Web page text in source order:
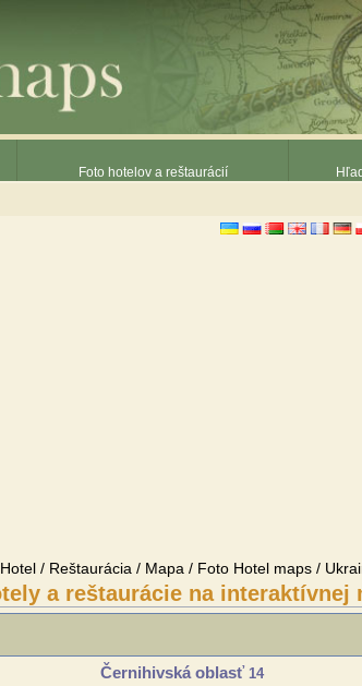
Foto hotelov a reštaurácií
/ Reštaurácia / Mapa / Foto Hotel maps /
a reštaurácie na interaktívnej
Černihivská oblasť 14